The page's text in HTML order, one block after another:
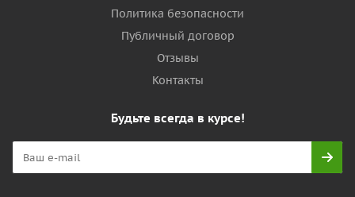
Политика безопасности
Публичный договор
Отзывы
Контакты
Будьте всегда в курсе!